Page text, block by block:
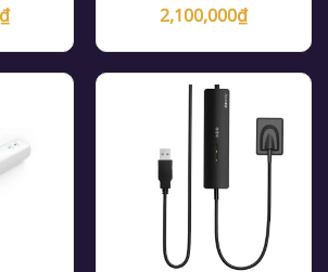
₫
2,100,000₫